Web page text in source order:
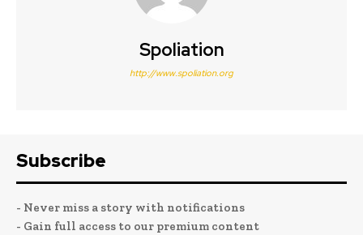
Spoliation
http://www.spoliation.org
Subscribe
- Never miss a story with notifications
- Gain full access to our premium content